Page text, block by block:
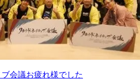
会議お疲れ様でした